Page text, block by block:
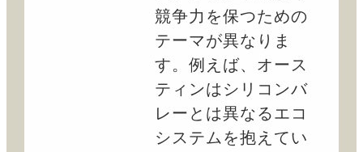
競争力を保つための
テーマが異なりま
す。例えば、オース
ティンはシリコンバ
レーとは異なるエコ
システムを抱えてい